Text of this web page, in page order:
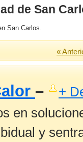
de San
San Carlos.
«
– +
en
y